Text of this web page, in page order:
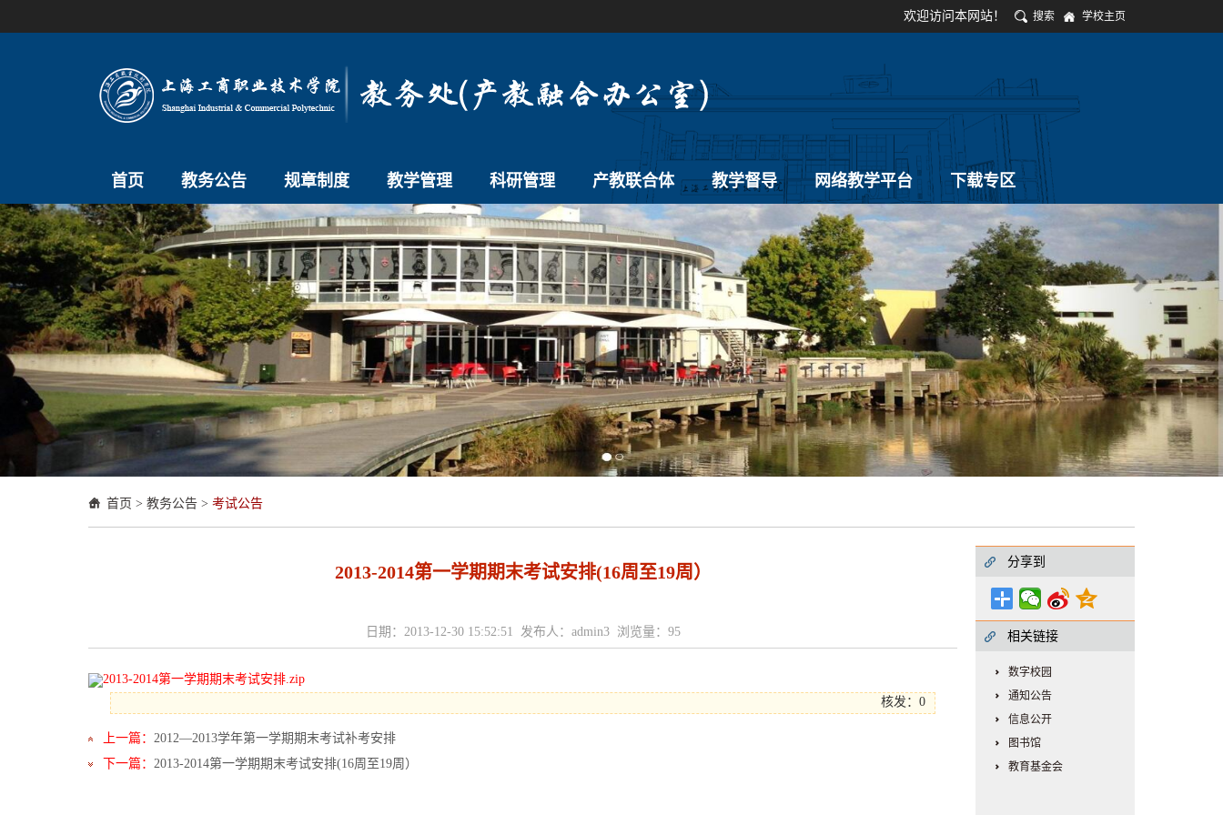
欢迎访问本网站！ 搜索 学校主页
首页 教务公告 规章制度 教学管理 科研管理 产教联合体 教学督导 网络教学平台 下载专区
首页 > 教务公告 > 考试公告
2013-2014第一学期期末考试安排(16周至19周）
日期：2013-12-30 15:52:51 发布人：admin3 浏览量： 95
2013-2014第一学期期末考试安排.zip
核发：0
上一篇： 2012—2013学年第一学期期末考试补考安排
下一篇： 2013-2014第一学期期末考试安排(16周至19周）
分享到
相关链接
数字校园
通知公告
信息公开
图书馆
教育基金会